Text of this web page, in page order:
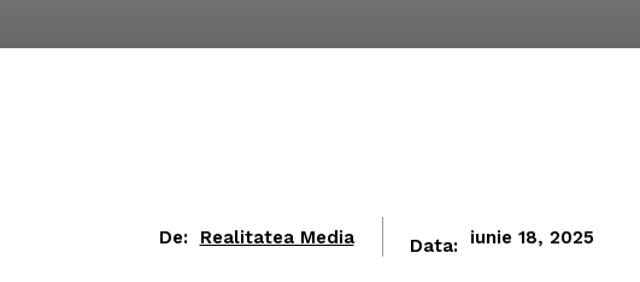
De: Realitatea Media Data: iunie 18, 2025